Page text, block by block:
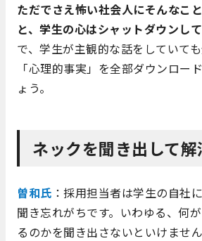
ただでさえ怖い社会人にそんなこ
と、学生の心はシャットダウンし
で、学生が主観的な話をしていても
「心理的事実」を全部ダウンロー
ょう。
ネックを聞き出して解
曽和氏 ：採用担当者は学生の自社
聞き忘れがちです。いわゆる、何
るのかを聞き出さないといけませ